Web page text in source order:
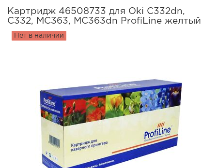
Картридж 46508733 для Oki C332dn,
C332, MC363, MC363dn ProfiLine желтый
Нет в наличии